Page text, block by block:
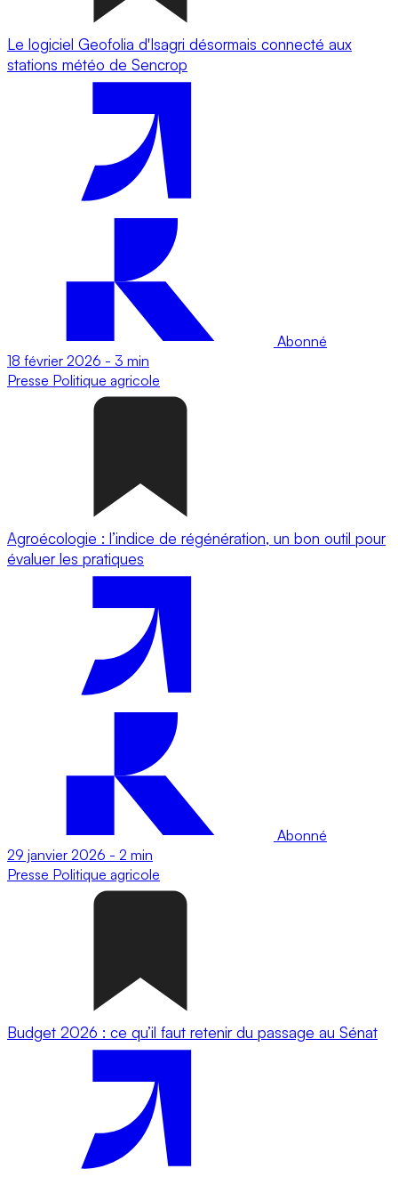
Le logiciel Geofolia d'Isagri désormais connecté aux
stations météo de Sencrop
Abonné
18 février 2026 - 3 min
Presse Politique agricole
Agroécologie : l’indice de régénération, un bon outil pour
évaluer les pratiques
Abonné
29 janvier 2026 - 2 min
Presse Politique agricole
Budget 2026 : ce qu’il faut retenir du passage au Sénat